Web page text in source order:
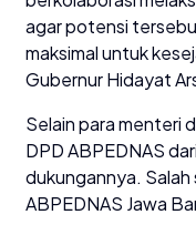
agar potensi
maksimal untuk
Gubernur Hidayat
Selain para menteri
DPD ABPEDNAS
dukungannya.
ABPEDNAS Jawa